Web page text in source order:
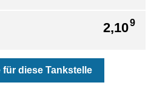
2,109
diese Tankstelle